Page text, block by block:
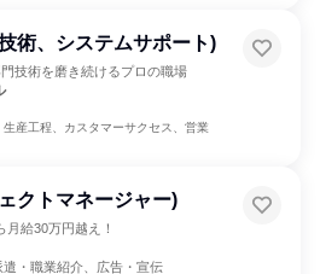
術、システムサポート)
技術を磨き続けるプロの職場
生産工程、カスタマーサクセス、営業
クトマネージャー)
月給30万円越え！
・職業紹介、広告・宣伝